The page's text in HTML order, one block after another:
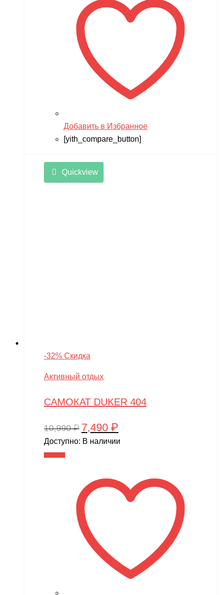
Добавить в Избранное
[yith_compare_button]
Quickview
-32% Скидка
Активный отдых
САМОКАТ DUKER 404
10,990₽ Первоначальная
цена
7,490 ₽
цена:
Доступно: В наличии